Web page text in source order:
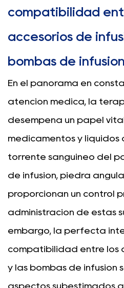
compatibilidad
accesorios de
bombas de
En el panorama en
atención médica, la
desempeña un papel
medicamentos y
torrente sanguíneo del
de infusión, piedra
proporcionan un control
administración de estas
embargo, la perfecta
compatibilidad entre los
y las bombas de infusión
aspectos subestimados